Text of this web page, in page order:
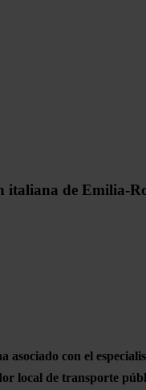
de Emilia-
con el
local de transporte